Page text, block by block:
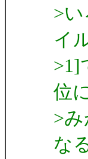
>
イ
>1]
位
>
な